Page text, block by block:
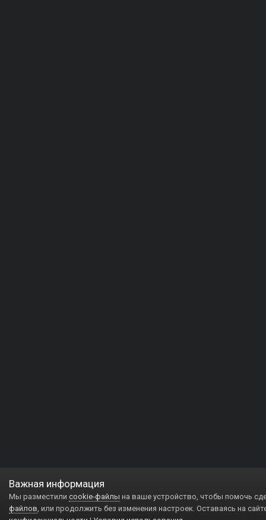
Важная информация
Мы разместили cookie-файлы на ваше устройство, чтобы помочь
файлов, или продолжить без изменения настроек. Оставаясь на